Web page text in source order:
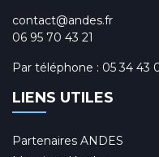
contact@andes.fr
06 95 70 43 21
Par téléphone : 05 34 43
LIENS UTILES
Partenaires ANDES